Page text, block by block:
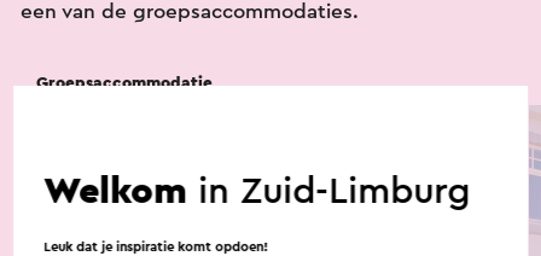
een van de groepsaccommodaties.
Groepsaccommodatie
Welkom in Zuid-Limburg
Leuk dat je inspiratie komt opdoen!